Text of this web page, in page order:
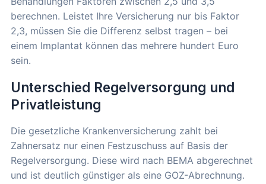
berechnen. Leistet Ihre Versicherung nur bis Faktor
2,3, müssen Sie die Differenz selbst tragen – bei
einem Implantat können das mehrere hundert Euro
sein.
Unterschied Regelversorgung und
Privatleistung
Die gesetzliche Krankenversicherung zahlt bei
Zahnersatz nur einen Festzuschuss auf Basis der
Regelversorgung. Diese wird nach BEMA abgerechnet
und ist deutlich günstiger als eine GOZ-Abrechnung.